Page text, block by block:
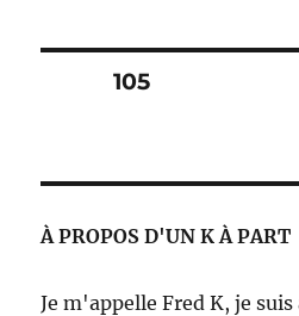
Pagination
publications
PAGE105
À PROPOS D'UN K À PART
Je m'appelle Fred K, je